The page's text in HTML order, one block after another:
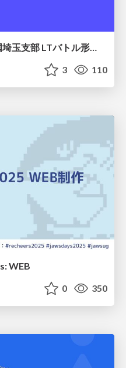
JAWS-UG千葉支部 x 彩の国埼玉支部 LTバトル形式勉強会 〜目黒より愛をこめて〜
3 110
WEB
0 350